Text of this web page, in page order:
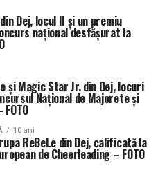
Dej, locul II și un premiu
național desfășurat la
și Magic Star Jr. din Dej, locuri
Național de Majorete și
10 ani
ReBeLe din Dej, calificată la
de Cheerleading – FOTO